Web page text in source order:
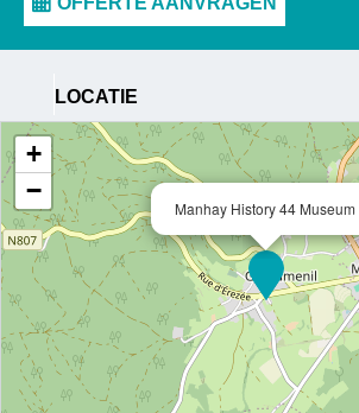
LOCATIE
Manhay History 44 Museum
+
−